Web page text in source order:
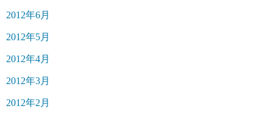
2012年6月
2012年5月
2012年4月
2012年3月
2012年2月